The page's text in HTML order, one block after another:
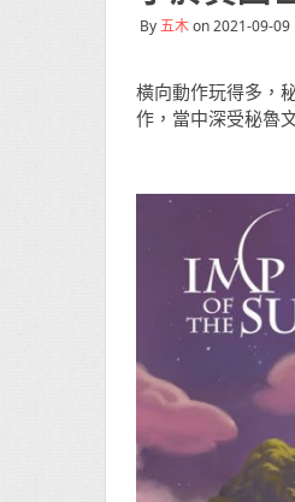
By五木on 2021-09-09
橫向動作玩得多，
作，當中深受秘魯